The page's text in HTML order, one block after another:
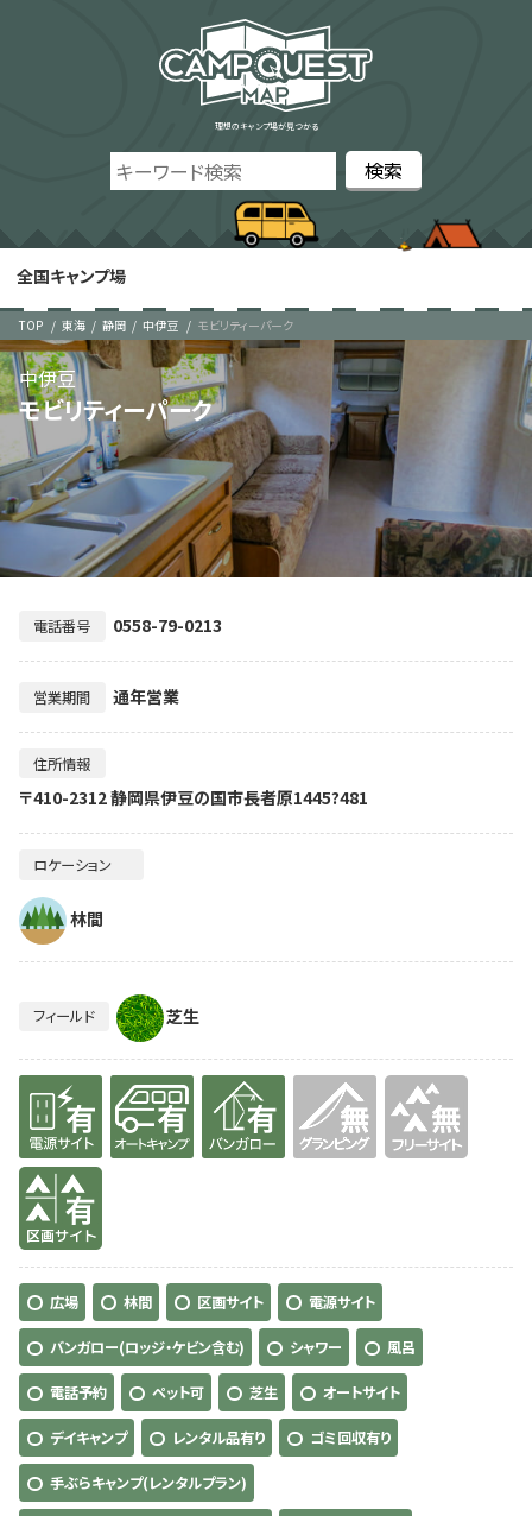
理想のキャンプ場が見つかる
全国キャンプ場
TOP 東海 静岡 中伊豆 モビリティーパーク
モビリティーパーク
中伊豆
電話番号 0558-79-0213
営業期間 通年営業
住所情報
〒410-2312 静岡県伊豆の国市長者原1445?481
ロケーション
林間
フィールド 芝生
有り 有り 有り
有り
広場 林間 区画サイト 電源サイト
バンガロー(ロッジ・ケビン含む) シャワー 風呂
電話予約 ペット可 芝生 オートサイト
デイキャンプ レンタル品有り ゴミ回収有り
手ぶらキャンプ(レンタルプラン)